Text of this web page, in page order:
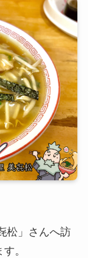
松」さんへ訪
。